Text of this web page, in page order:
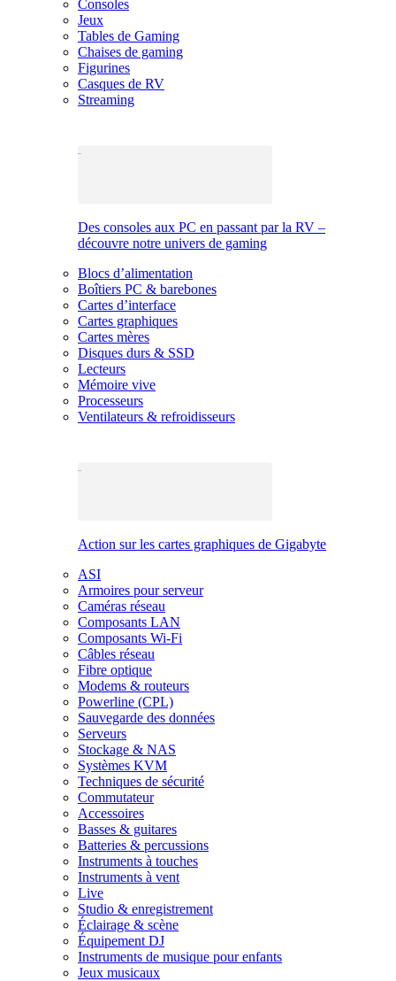
Consoles
Jeux
Tables de Gaming
Chaises de gaming
Figurines
Casques de RV
Streaming
Des consoles aux PC en passant par la RV –
découvre notre univers de gaming
Blocs d’alimentation
Boîtiers PC & barebones
Cartes d’interface
Cartes graphiques
Cartes mères
Disques durs & SSD
Lecteurs
Mémoire vive
Processeurs
Ventilateurs & refroidisseurs
Action sur les cartes graphiques de Gigabyte
ASI
Armoires pour serveur
Caméras réseau
Composants LAN
Composants Wi-Fi
Câbles réseau
Fibre optique
Modems & routeurs
Powerline (CPL)
Sauvegarde des données
Serveurs
Stockage & NAS
Systèmes KVM
Techniques de sécurité
Commutateur
Accessoires
Basses & guitares
Batteries & percussions
Instruments à touches
Instruments à vent
Live
Studio & enregistrement
Éclairage & scène
Équipement DJ
Instruments de musique pour enfants
Jeux musicaux